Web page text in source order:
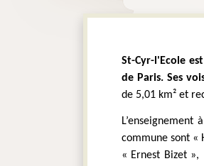
St-Cyr-l'Ecole
de Paris. Ses
de 5,01 km² et
commune sont «
« Ernest Bizet